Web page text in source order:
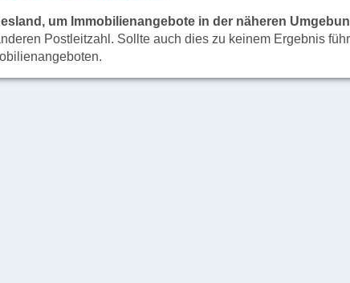
um Immobilienangebote in der näheren
Postleitzahl. Sollte auch dies zu keinem Ergebnis